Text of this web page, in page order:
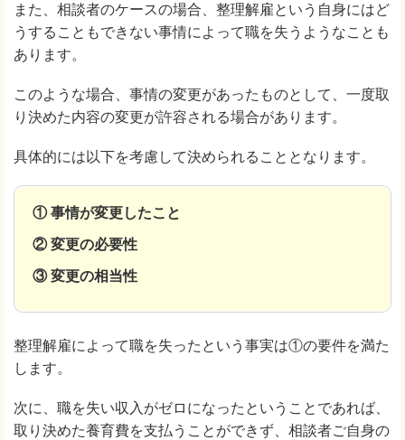
また、相談者のケースの場合、整理解雇という自身にはど
うすることもできない事情によって職を失うようなことも
あります。
このような場合、事情の変更があったものとして、一度取
り決めた内容の変更が許容される場合があります。
具体的には以下を考慮して決められることとなります。
① 事情が変更したこと
② 変更の必要性
③ 変更の相当性
整理解雇によって職を失ったという事実は①の要件を満た
します。
次に、職を失い収入がゼロになったということであれば、
取り決めた養育費を支払うことができず、相談者ご自身の